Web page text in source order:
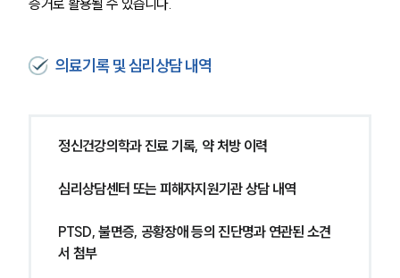
증거로 활용될 수 있습니다.
의료기록 및 심리상담 내역
정신건강의학과 진료 기록, 약 처방 이력
심리상담센터 또는 피해자지원기관 상담 내역
PTSD, 불면증, 공황장애 등의 진단명과 연관된 소견
서 첨부